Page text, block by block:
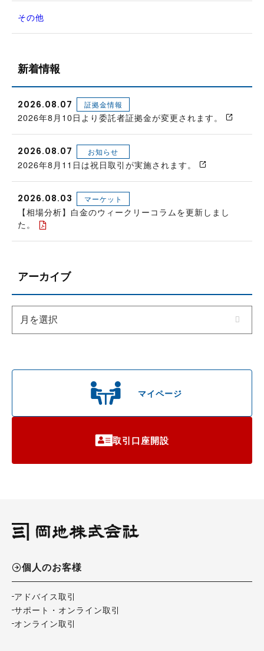
マイページ
取引口座開設
その他
新着情報
2026.08.07 証拠金情報
2026年8月10日より委託者証拠金が変更されます。
2026.08.07 お知らせ
2026年8月11日は祝日取引が実施されます。
2026.08.03 マーケット
【相場分析】白金のウィークリーコラムを更新しまし
た。
アーカイブ
個人のお客様
アドバイス取引
サポート・オンライン取引
オンライン取引